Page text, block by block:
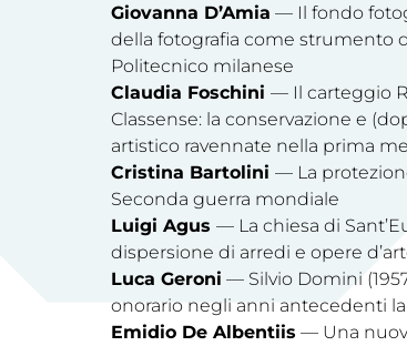
Giovanna D’Amia — Il fondo
della fotografia come strumento
Politecnico milanese
Claudia Foschini — Il carteggio
Classense: la conservazione e
artistico ravennate nella prima
Cristina Bartolini — La
Seconda guerra mondiale
Luigi Agus — La chiesa di
dispersione di arredi e opere
Luca Geroni — Silvio Domini
onorario negli anni antecedenti
Emidio De Albentiis — Una